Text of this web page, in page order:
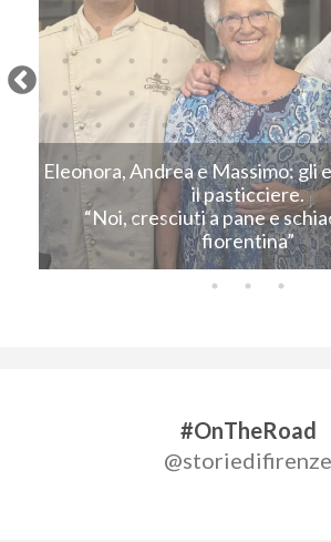
Eleonora, Andrea e Massimo: gli
il pasticciere.
“Noi, cresciuti a pane e
fiorentina”
#OnTheRoad
@storiedifirenze